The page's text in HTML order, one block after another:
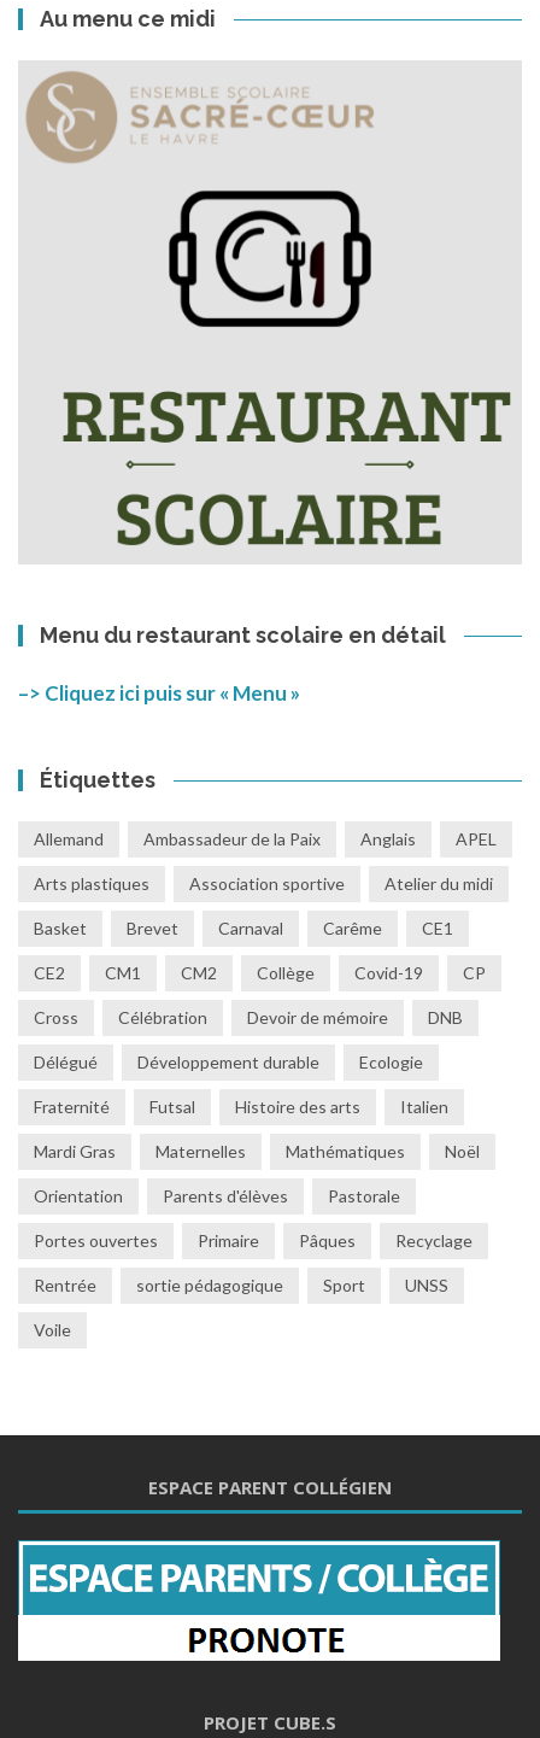
Au menu ce midi
Menu du restaurant scolaire en détail
–> Cliquez ici puis sur « Menu »
Étiquettes
Allemand Ambassadeur de la Paix Anglais APEL
Arts plastiques Association sportive Atelier du midi
Basket Brevet Carnaval Carême CE1
CE2 CM1 CM2 Collège Covid-19 CP
Cross Célébration Devoir de mémoire DNB
Délégué Développement durable Ecologie
Fraternité Futsal Histoire des arts Italien
Mardi Gras Maternelles Mathématiques Noël
Orientation Parents d'élèves Pastorale
Portes ouvertes Primaire Pâques Recyclage
Rentrée sortie pédagogique Sport UNSS
Voile
ESPACE PARENT COLLÉGIEN
PROJET CUBE.S